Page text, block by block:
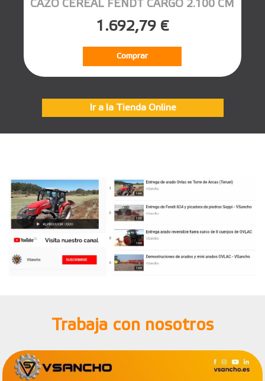
CAZO CEREAL FENDT CARGO 2.100 CM
1.692,79 €
Comprar
Ir a la Tienda Online
Trabaja con nosotros